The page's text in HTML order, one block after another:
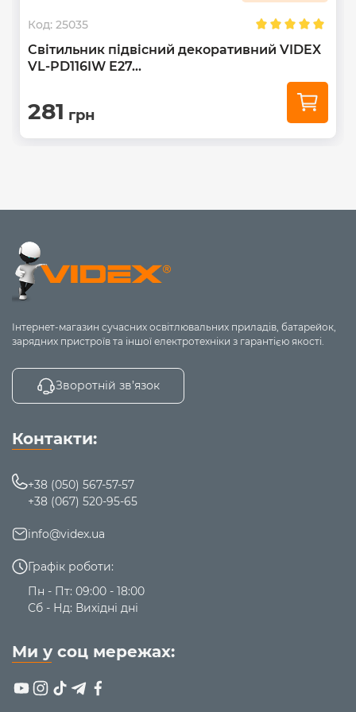
Код: 25035
Світильник підвісний декоративний VIDEX
VL-PD116IW Е27...
281 грн
Інтернет-магазин сучасних освітлювальних приладів, батарейок,
зарядних пристроїв та іншої електротехніки з гарантією якості.
Зворотній зв’язок
Контакти:
+38 (050) 567-57-57
+38 (067) 520-95-65
info@videx.ua
Графік роботи:
Пн - Пт: 09:00 - 18:00
Сб - Нд: Вихідні дні
Ми у соц мережах: